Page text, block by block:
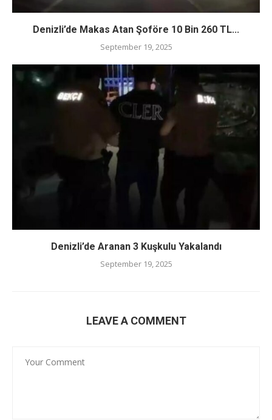
Denizli’de Makas Atan Şoföre 10 Bin 260 TL...
September 19, 2025
Denizli’de Aranan 3 Kuşkulu Yakalandı
September 19, 2025
LEAVE A COMMENT